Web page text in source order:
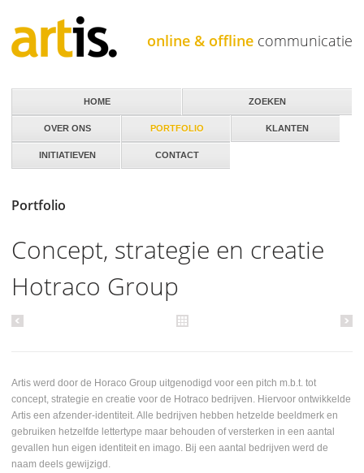
online & offline communicatie
Portfolio
Concept, strategie en creatie
Hotraco Group
Artis werd door de Horaco Group uitgenodigd voor een pitch m.b.t. tot
concept, strategie en creatie voor de Hotraco bedrijven. Hiervoor ontwikkelde
Artis een afzender-identiteit. Alle bedrijven hebben hetzelde beeldmerk en
gebruiken hetzelfde lettertype maar behouden of versterken in een aantal
gevallen hun eigen identiteit en imago. Bij een aantal bedrijven werd de
naam deels gewijzigd.
HOME
OVER ONS PORTFOLIO KLANTEN
INITIATIEVEN CONTACT
ZOEKEN